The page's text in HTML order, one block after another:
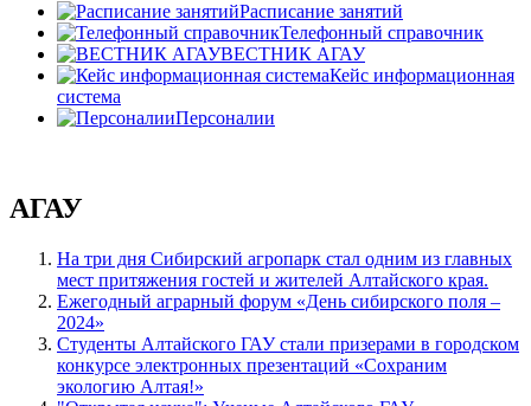
Расписание занятий
Телефонный справочник
ВЕСТНИК АГАУ
Кейс информационная
система
Персоналии
АГАУ
На три дня Сибирский агропарк стал одним из главных
мест притяжения гостей и жителей Алтайского края.
Ежегодный аграрный форум «День сибирского поля –
2024»
Студенты Алтайского ГАУ стали призерами в городском
конкурсе электронных презентаций «Сохраним
экологию Алтая!»